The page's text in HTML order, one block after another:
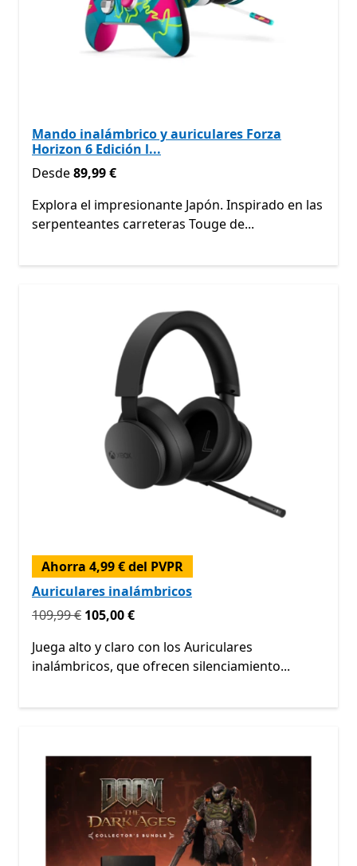
Mando inalámbrico y auriculares Forza
Horizon 6 Edición l...
Desde 89,99 €
Desde89,99 €
Explora el impresionante Japón. Inspirado en las
serpenteantes carreteras Touge de...
Ahorra 4,99 € del PVPR
Auriculares inalámbricos
Originalmente 109,99 € ahora 105,00 €
109,99 € 105,00 €
Juega alto y claro con los Auriculares
inalámbricos, que ofrecen silenciamiento...